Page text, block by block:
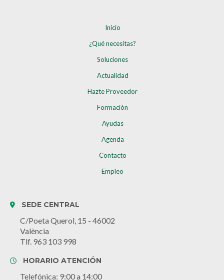
Inicio
¿Qué necesitas?
Soluciones
Actualidad
Hazte Proveedor
Formación
Ayudas
Agenda
Contacto
Empleo
SEDE CENTRAL
C/Poeta Querol, 15 - 46002
València
Tlf. 963 103 998
HORARIO ATENCIÓN
Telefónica: 9:00 a 14:00